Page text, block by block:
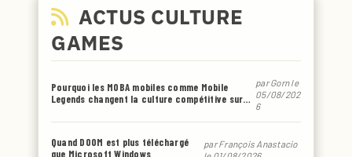
ACTUS CULTURE
GAMES
Pourquoi les MOBA mobiles comme Mobile
Legends changent la culture compétitive sur
parGornle
05/08/202
6
Quand DOOM est plus téléchargé
que Microsoft Windows
parFrançois Anastacio